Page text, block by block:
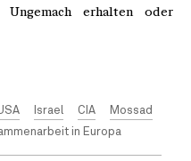
erhalten oder
Israel CIA
Mossad
in Europa